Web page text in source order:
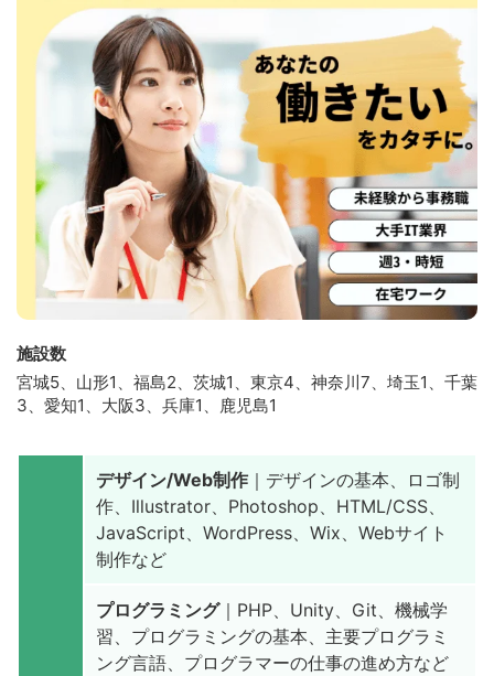
施設数
宮城5、山形1、福島2、茨城1、東京4、神奈川7、埼玉1、千葉
3、愛知1、大阪3、兵庫1、鹿児島1
デザイン/Web制作 ｜デザインの基本、ロゴ制
作、Illustrator、Photoshop、HTML/CSS、
JavaScript、WordPress、Wix、Webサイト
制作など
プログラミング｜PHP、Unity、Git、機械学
習、プログラミングの基本、主要プログラミ
ング言語、プログラマーの仕事の進め方など